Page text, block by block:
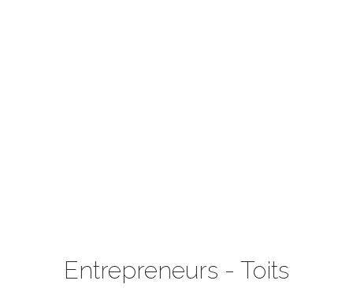
Entrepreneurs - Toits